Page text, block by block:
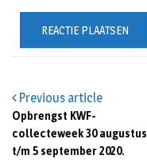
Previous article
Opbrengst KWF-
collecteweek 30 augustus
t/m 5 september 2020.